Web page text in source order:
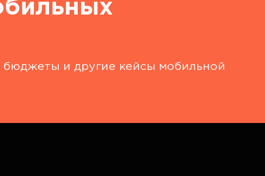
бюджеты и другие кейсы мобильной